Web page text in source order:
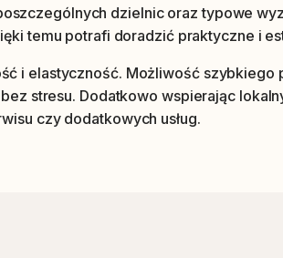
dzielnic oraz typowe
temu potrafi doradzić praktyczne i
i elastyczność. Możliwość
stresu. Dodatkowo wspierając
czy dodatkowych usług.